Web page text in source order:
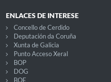
ENLACES DE INTERESE
Concello de Cerdido
Deputación da Coruña
Xunta de Galicia
Punto Acceso Xeral
BOP
DOG
BOE